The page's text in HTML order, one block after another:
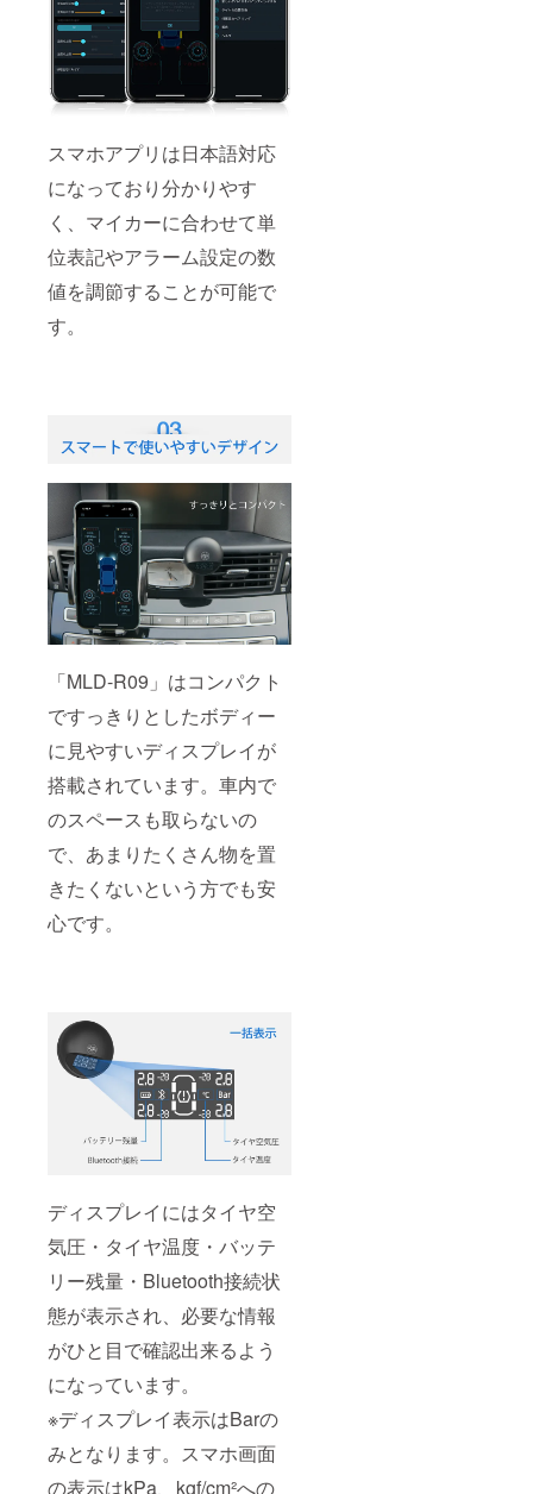
スマホアプリは日本語対応
になっており分かりやす
く、マイカーに合わせて単
位表記やアラーム設定の数
値を調節することが可能で
す。
「MLD-R09」はコンパクト
ですっきりとしたボディー
に見やすいディスプレイが
搭載されています。車内で
のスペースも取らないの
で、あまりたくさん物を置
きたくないという方でも安
心です。
ディスプレイにはタイヤ空
気圧・タイヤ温度・バッテ
リー残量・Bluetooth接続状
態が表示され、必要な情報
がひと目で確認出来るよう
になっています。
※ディスプレイ表示はBarの
みとなります。スマホ画面
の表示はkPa、kgf/cm²への